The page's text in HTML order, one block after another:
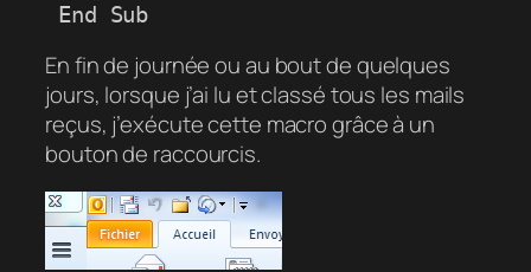
End Sub
En fin de journée ou au bout de quelques
jours, lorsque j’ai lu et classé tous les mails
reçus, j’exécute cette macro grâce à un
bouton de raccourcis.